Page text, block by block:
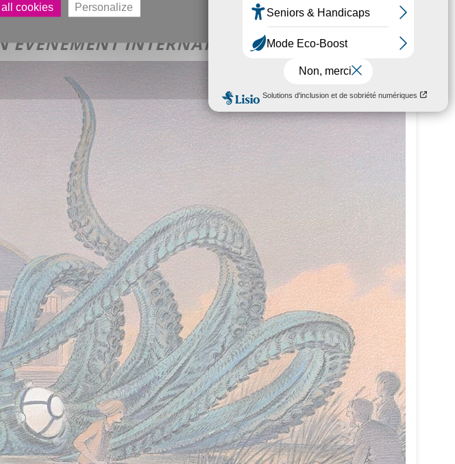
ÉVÉNEMENT INTERNATIONAL »
all cookies Personalize